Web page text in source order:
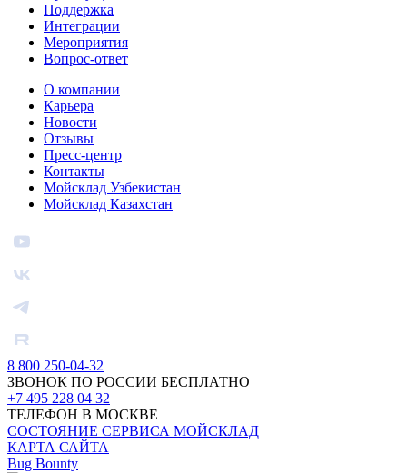
Поддержка
Интеграции
Мероприятия
Вопрос-ответ
О компании
Карьера
Новости
Отзывы
Пресс-центр
Контакты
Мойсклад Узбекистан
Мойсклад Казахстан
8 800 250-04-32
ЗВОНОК ПО РОССИИ БЕСПЛАТНО
+7 495 228 04 32
ТЕЛЕФОН В МОСКВЕ
СОСТОЯНИЕ СЕРВИСА МОЙСКЛАД
КАРТА САЙТА
Bug Bounty